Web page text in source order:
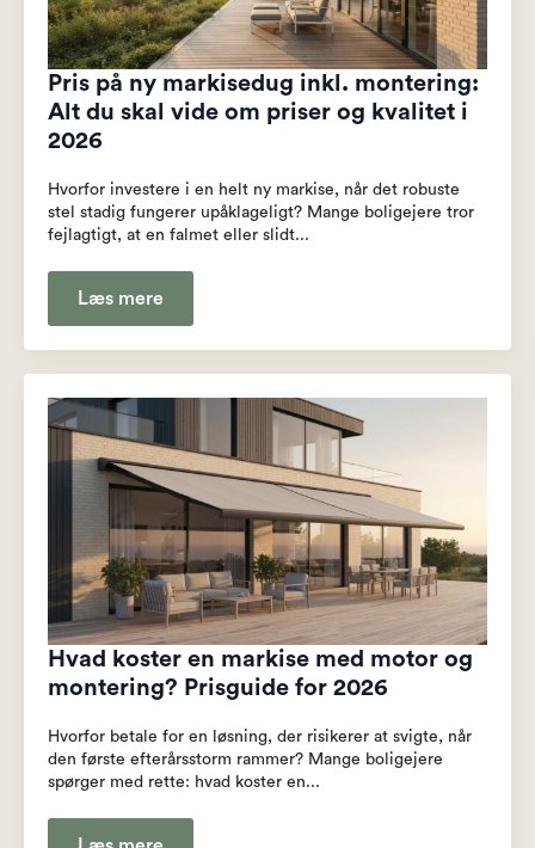
Pris på ny markisedug inkl. montering:
Alt du skal vide om priser og kvalitet i
2026
Hvorfor investere i en helt ny markise, når det robuste
stel stadig fungerer upåklageligt? Mange boligejere tror
fejlagtigt, at en falmet eller slidt...
Læs mere
Hvad koster en markise med motor og
montering? Prisguide for 2026
Hvorfor betale for en løsning, der risikerer at svigte, når
den første efterårsstorm rammer? Mange boligejere
spørger med rette: hvad koster en...